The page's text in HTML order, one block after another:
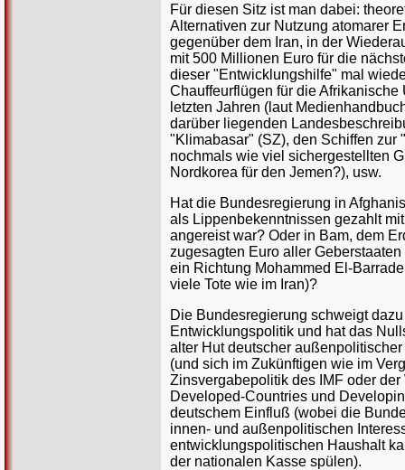
Für diesen Sitz ist man dabei:
Alternativen zur Nutzung atomarer
gegenüber dem Iran, in der
mit 500 Millionen Euro für die
dieser "Entwicklungshilfe" mal
Chauffeurflügen für die
letzten Jahren (laut
darüber liegenden
"Klimabasar" (SZ), den Schiffen zur
nochmals wie viel sichergestellten
Nordkorea für den Jemen?), usw.
Hat die Bundesregierung in
als Lippenbekenntnissen gezahlt
angereist war? Oder in Bam, dem
zugesagten Euro aller
ein Richtung Mohammed El-
viele Tote wie im Iran)?
Die Bundesregierung schweigt
Entwicklungspolitik und hat das
alter Hut deutscher
(und sich im Zukünftigen wie im
Zinsvergabepolitik des IMF oder
Developed-Countries und
deutschem Einfluß (wobei die
innen- und außenpolitischen
entwicklungspolitischen Haushalt
der nationalen Kasse spülen).